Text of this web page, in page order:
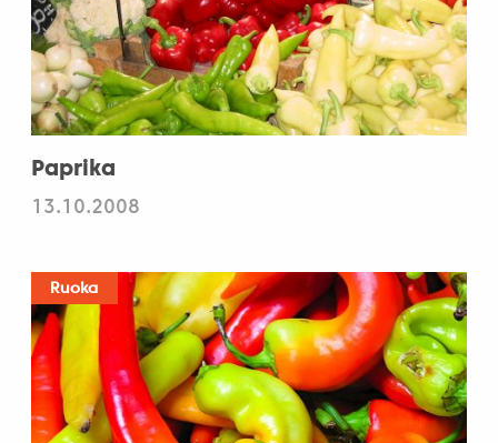
Paprika
13.10.2008
Ruoka